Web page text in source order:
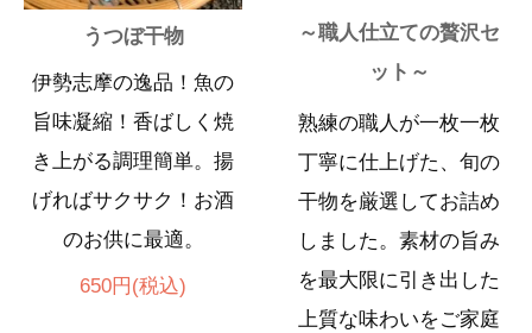
うつぼ干物
伊勢志摩の逸品！魚の
旨味凝縮！香ばしく焼
き上がる調理簡単。揚
げればサクサク！お酒
のお供に最適。
650円(税込)
～職人仕立ての贅沢セ
ット～
熟練の職人が一枚一枚
丁寧に仕上げた、旬の
干物を厳選してお詰め
しました。素材の旨み
を最大限に引き出した
上質な味わいをご家庭